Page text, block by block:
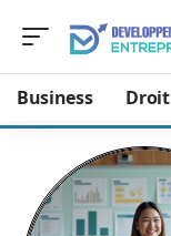
Business Droit